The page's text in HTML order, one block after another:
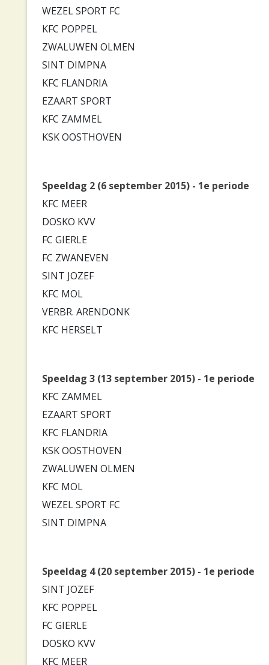
WEZEL SPORT FC
KFC POPPEL
ZWALUWEN OLMEN
SINT DIMPNA
KFC FLANDRIA
EZAART SPORT
KFC ZAMMEL
KSK OOSTHOVEN
Speeldag 2 (6 september 2015) - 1e periode
KFC MEER
DOSKO KVV
FC GIERLE
FC ZWANEVEN
SINT JOZEF
KFC MOL
VERBR. ARENDONK
KFC HERSELT
Speeldag 3 (13 september 2015) - 1e periode
KFC ZAMMEL
EZAART SPORT
KFC FLANDRIA
KSK OOSTHOVEN
ZWALUWEN OLMEN
KFC MOL
WEZEL SPORT FC
SINT DIMPNA
Speeldag 4 (20 september 2015) - 1e periode
SINT JOZEF
KFC POPPEL
FC GIERLE
DOSKO KVV
KFC MEER